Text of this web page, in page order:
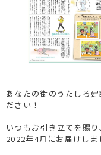
あなたの街のうたしろ
ださい！
いつもお引き立てを賜り
2022年4月にお届けしま